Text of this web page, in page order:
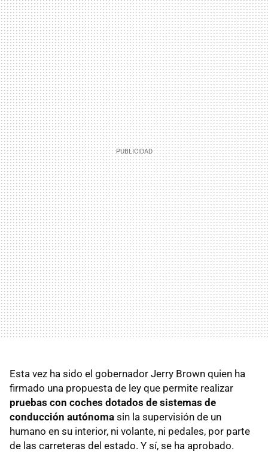
Esta vez ha sido el gobernador Jerry Brown quien ha
firmado una propuesta de ley que permite realizar
pruebas con coches dotados de sistemas de
conducción autónoma sin la supervisión de un
humano en su interior, ni volante, ni pedales, por parte
de las carreteras del estado. Y sí, se ha aprobado.